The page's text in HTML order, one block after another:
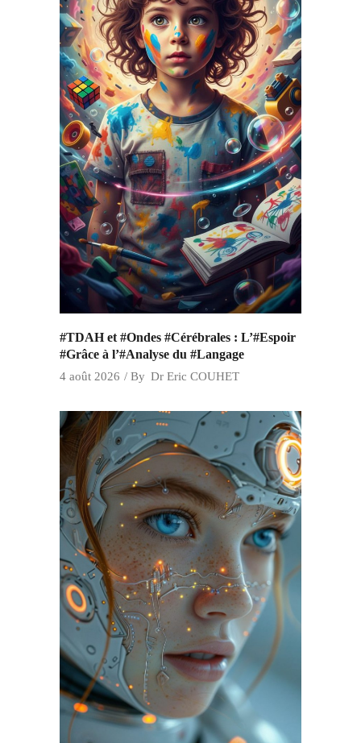
#TDAH et #Ondes #Cérébrales : L’#Espoir
#Grâce à l’#Analyse du #Langage
4 août 2026 By Dr Eric COUHET